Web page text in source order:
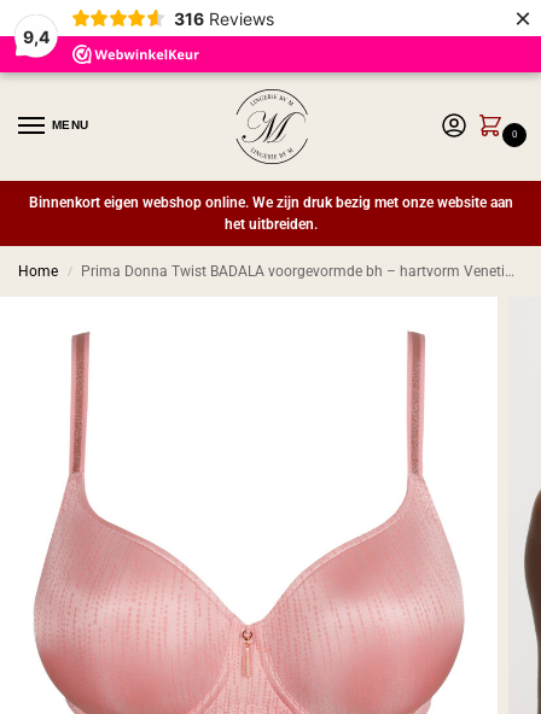
9,4
316 Reviews ×
MENU
0
Binnenkort eigen webshop online. We zijn druk bezig met onze website aan
het uitbreiden.
Home / Prima Donna Twist BADALA voorgevormde bh – hartvorm Venetian Pink